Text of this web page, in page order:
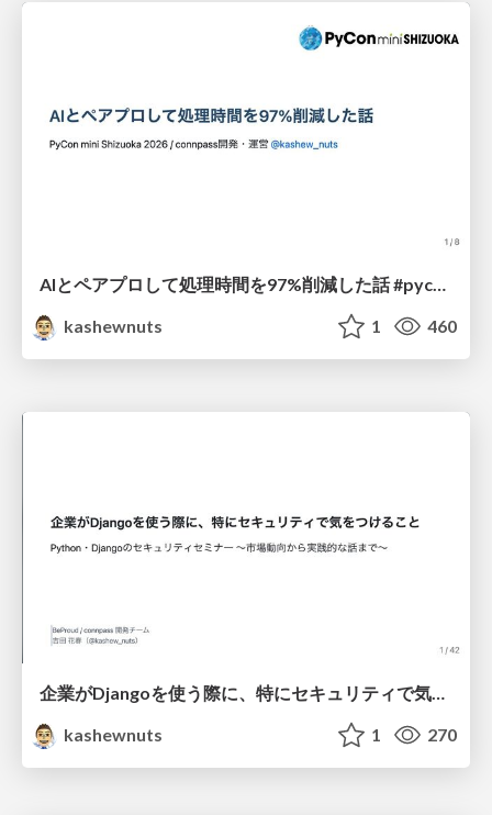
kashewnuts
1 460
企業がDjangoを使う際に、特にセキュリティで気をつけること
kashewnuts
1 270